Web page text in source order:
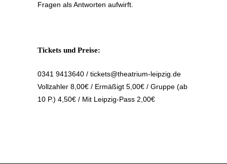
Fragen als Antworten aufwirft.
Tickets und Preise:
0341 9413640 / tickets@theatrium-leipzig.de
Vollzahler 8,00€ / Ermäßigt 5,00€ / Gruppe (ab
10 P.) 4,50€ / Mit Leipzig-Pass 2,00€